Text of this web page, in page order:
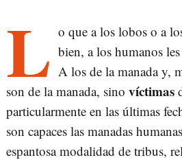
L o que a los lobos o a
bien, a los humanos
A los de la manada y,
son de la manada, sino víctimas
particularmente en las últimas
son capaces las manadas
espantosa modalidad de tribus,